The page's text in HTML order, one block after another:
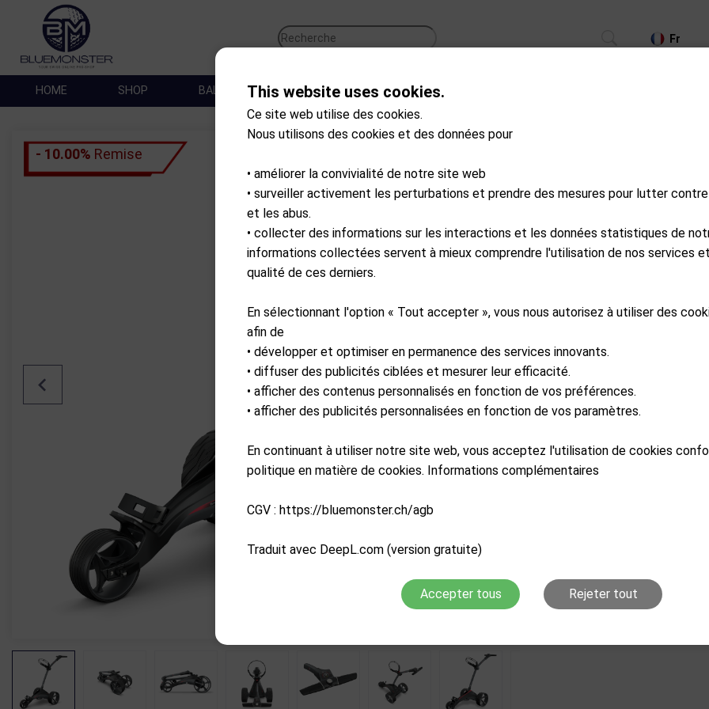
Fr
HOME SHOP BALLES DE GOLF SACS TROLLEYS
- 10.00% Remise
S1 Facelift Lithium
CHF 1,099.00 CHF
Gestion des retours pour
This website uses cookies.
Ce site web utilise des cookies.
Nous utilisons des cookies et des données pour
• améliorer la convivialité de notre site web
• surveiller activement les perturbations et prendre des mesures pour lutter
et les abus.
• collecter des informations sur les interactions et les données statistiques de
informations collectées servent à mieux comprendre l'utilisation de nos services
qualité de ces derniers.
En sélectionnant l'option « Tout accepter », vous nous autorisez à utiliser des
afin de
• développer et optimiser en permanence des services innovants.
• diffuser des publicités ciblées et mesurer leur efficacité.
• afficher des contenus personnalisés en fonction de vos préférences.
• afficher des publicités personnalisées en fonction de vos paramètres.
En continuant à utiliser notre site web, vous acceptez l'utilisation de cookies
politique en matière de cookies. Informations complémentaires
CGV : https://bluemonster.ch/agb
Traduit avec DeepL.com (version gratuite)
Accepter tous Rejeter tout